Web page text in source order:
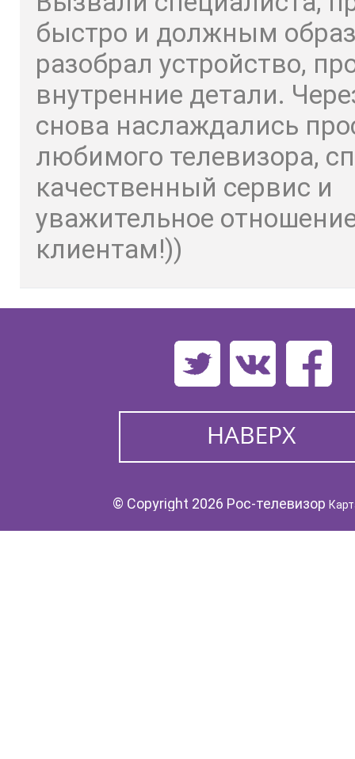
быстро и должным
разобрал устройство,
внутренние детали.
снова наслаждались
любимого телевизора,
качественный сервис и
уважительное
клиентам!))
© Copyright 2026 Рос-телевизор